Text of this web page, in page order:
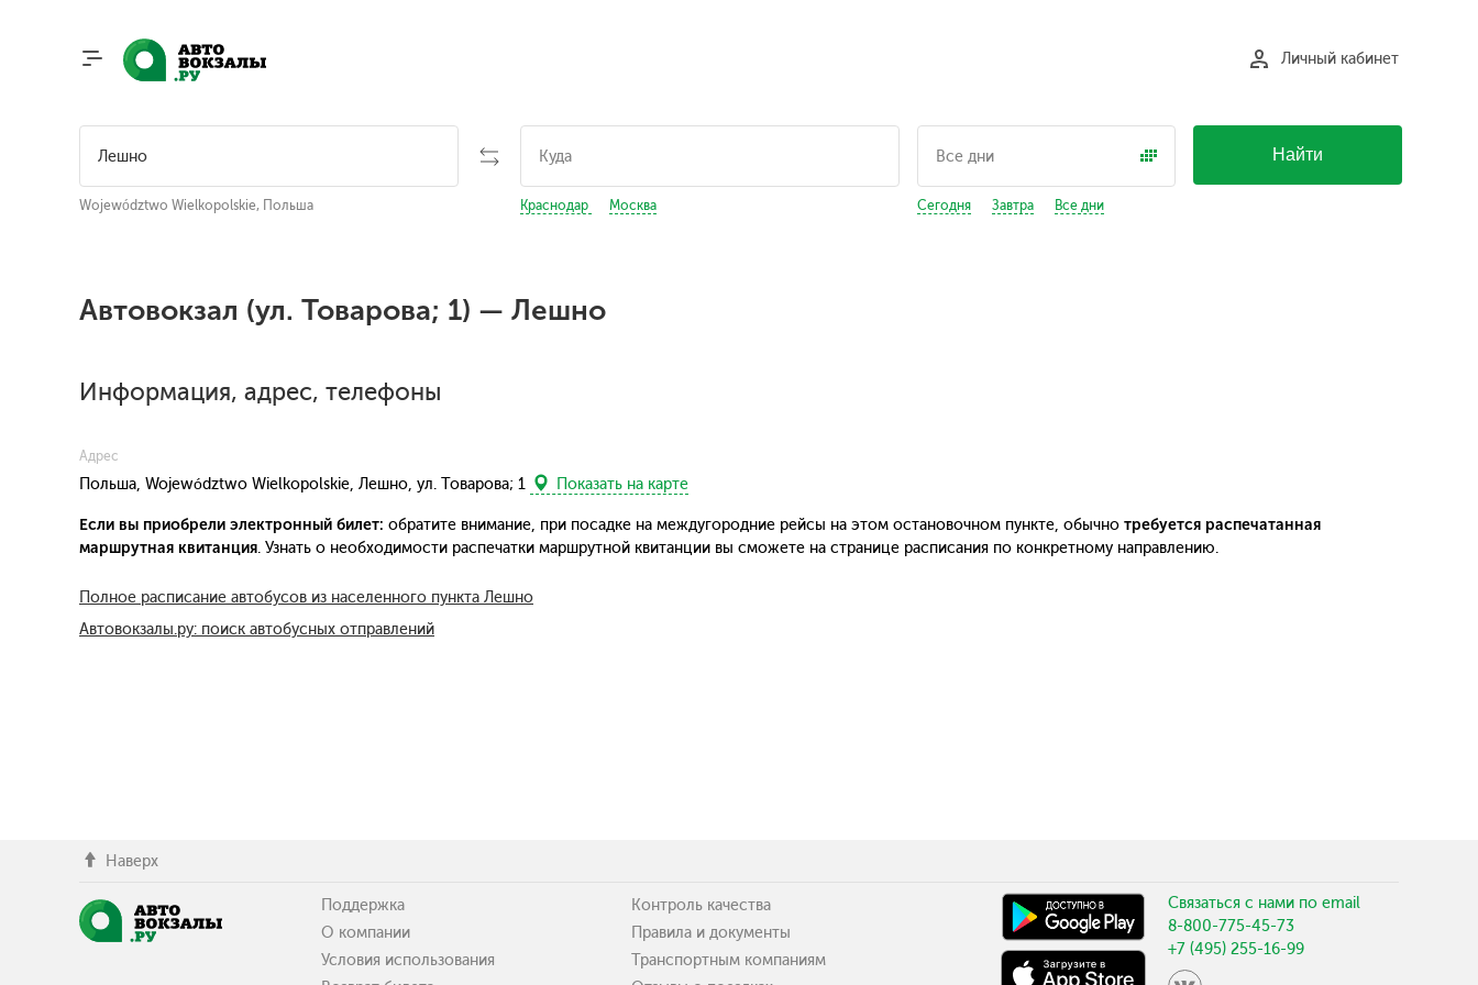
Личный кабинет
Województwo Wielkopolskie, Польша Краснодар Москва Сегодня Завтра Все дни
Найти
Автовокзал (ул. Товарова; 1) — Лешно
Информация, адрес, телефоны
Адрес
Польша, Województwo Wielkopolskie, Лешно, ул. Товарова; 1 Показать на карте
Если вы приобрели электронный билет: обратите внимание, при посадке на междугородние рейсы на этом остановочном пункте, обычно требуется распечатанная
маршрутная квитанция. Узнать о необходимости распечатки маршрутной квитанции вы сможете на странице расписания по конкретному направлению.
Полное расписание автобусов из населенного пункта Лешно
Автовокзалы.ру: поиск автобусных отправлений
Наверх
Поддержка
О компании
Условия использования
Контроль качества
Правила и документы
Транспортным компаниям
Связаться с нами по email
8-800-775-45-73
+7 (495) 255-16-99